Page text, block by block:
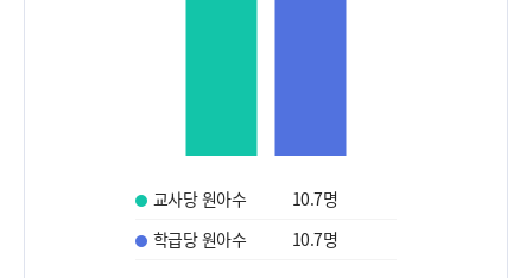
교사당 원아수 10.7명
학급당 원아수
10.7명